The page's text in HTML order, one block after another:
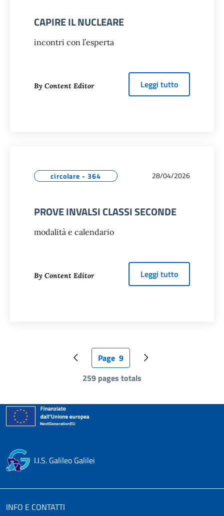
CAPIRE IL NUCLEARE
incontri con l’esperta
By Content Editor Leggi tuttoabout
circolare - 364 28/04/2026
PROVE INVALSI CLASSI SECONDE
modalità e calendario
By Content Editor Leggi tuttoabout
Pagina precedente
Pagina attuale
Page 9
Pagina successiva
259 pages totals
I.I.S. Galileo Galilei
INFO E CONTATTI